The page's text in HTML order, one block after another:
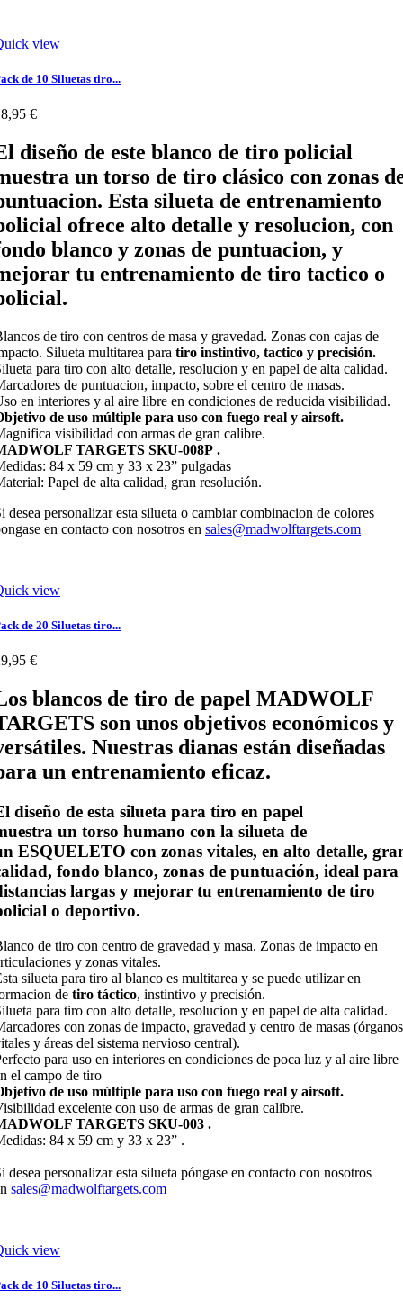
view
de 10 Siluetas tiro...
€
diseño de este blanco de tiro policial
un torso de tiro clásico con zonas
Esta silueta de entrenamiento
ofrece alto detalle y resolucion, con
blanco y zonas de puntuacion, y
tu entrenamiento de tiro tactico o
de tiro con centros de masa y gravedad. Zonas con cajas de
Silueta multitarea para tiro instintivo, tactico y precisión.
para tiro con alto detalle, resolucion y en papel de alta calidad.
de puntuacion, impacto, sobre el centro de masas.
en interiores y al aire libre en condiciones de reducida visibilidad.
de uso múltiple para uso con fuego real y airsoft.
visibilidad con armas de gran calibre.
TARGETS SKU-008P .
84 x 59 cm y 33 x 23” pulgadas
Papel de alta calidad, gran resolución.
desea personalizar esta silueta o cambiar combinacion de colores
en contacto con nosotros en sales@madwolftargets.com
view
de 20 Siluetas tiro...
€
blancos de tiro de papel MADWOLF
son unos objetivos económicos y
Nuestras dianas están diseñadas
un entrenamiento eficaz.
diseño de esta silueta para tiro en papel
un torso humano con la silueta de
ESQUELETO con zonas vitales, en alto detalle,
fondo blanco, zonas de puntuación, ideal para
largas y mejorar tu entrenamiento de tiro
o deportivo.
de tiro con centro de gravedad y masa. Zonas de impacto en
y zonas vitales.
silueta para tiro al blanco es multitarea y se puede utilizar en
de tiro táctico, instintivo y precisión.
para tiro con alto detalle, resolucion y en papel de alta calidad.
con zonas de impacto, gravedad y centro de masas (órganos
y áreas del sistema nervioso central).
para uso en interiores en condiciones de poca luz y al aire libre
el campo de tiro
de uso múltiple para uso con fuego real y airsoft.
excelente con uso de armas de gran calibre.
TARGETS SKU-003 .
84 x 59 cm y 33 x 23” .
desea personalizar esta silueta póngase en contacto con nosotros
sales@madwolftargets.com
view
de 10 Siluetas tiro...